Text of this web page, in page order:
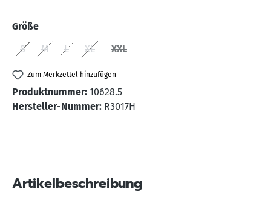
Größeauswählen
S
(Diese Option ist zurzeit nicht verfügbar.)
M
(Diese Option ist zurzeit nicht verfügbar.)
L
(Diese Option ist zurzeit nicht verfügbar.)
XL XXL
Zum Merkzettel hinzufügen
Produktnummer: 10628.5
Hersteller-Nummer: R3017H
Artikelbeschreibung